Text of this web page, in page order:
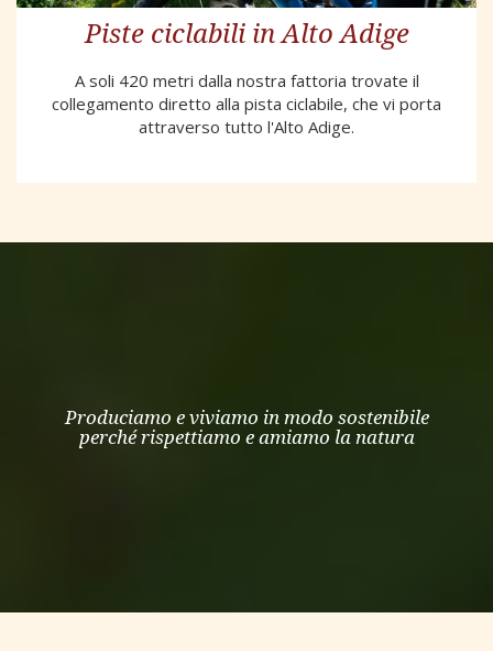
Piste ciclabili in Alto Adige
A soli 420 metri dalla nostra fattoria trovate il
collegamento diretto alla pista ciclabile, che vi porta
attraverso tutto l'Alto Adige.
Produciamo e viviamo in modo sostenibile
perché rispettiamo e amiamo la natura